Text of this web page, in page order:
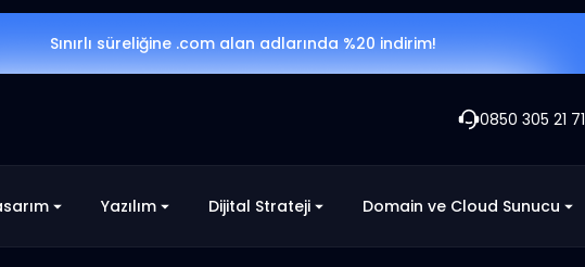
Sınırlı süreliğine .com alan adlarında %20 indirim!
0850 305 21 71
Yazılım Dijital Strateji Domain ve Cloud Sunucu